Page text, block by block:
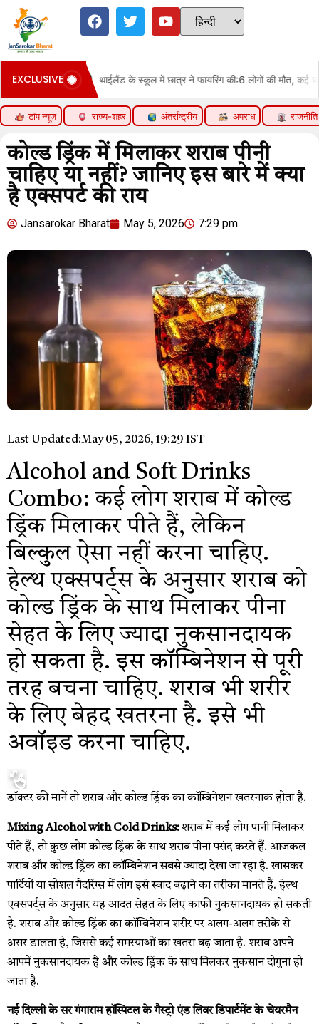
EXCLUSIVE
थाईलैंड के स्कूल में छात्र ने फायरिंग की:6 लोगों की मौत, कई घायल; हमलावर
टॉप न्यूज़ राज्य-शहर अंतर्राष्ट्रीय अपराध राजनीति
कोल्ड ड्रिंक में मिलाकर शराब पीनी
चाहिए या नहीं? जानिए इस बारे में क्या
है एक्सपर्ट की राय
Jansarokar Bharat May 5, 2026 7:29 pm
Last Updated:May 05, 2026, 19:29 IST
Alcohol and Soft Drinks
Combo: कई लोग शराब में कोल्ड
ड्रिंक मिलाकर पीते हैं, लेकिन
बिल्कुल ऐसा नहीं करना चाहिए.
हेल्थ एक्सपर्ट्स के अनुसार शराब को
कोल्ड ड्रिंक के साथ मिलाकर पीना
सेहत के लिए ज्यादा नुकसानदायक
हो सकता है. इस कॉम्बिनेशन से पूरी
तरह बचना चाहिए. शराब भी शरीर
के लिए बेहद खतरना है. इसे भी
अवॉइड करना चाहिए.
डॉक्टर की मानें तो शराब और कोल्ड ड्रिंक का कॉम्बिनेशन खतरनाक होता है.
Mixing Alcohol with Cold Drinks:शराब में कई लोग पानी मिलाकर
पीते हैं, तो कुछ लोग कोल्ड ड्रिंक के साथ शराब पीना पसंद करते हैं. आजकल
शराब और कोल्ड ड्रिंक का कॉम्बिनेशन सबसे ज्यादा देखा जा रहा है. खासकर
पार्टियों या सोशल गैदरिंग्स में लोग इसे स्वाद बढ़ाने का तरीका मानते हैं. हेल्थ
एक्सपर्ट्स के अनुसार यह आदत सेहत के लिए काफी नुकसानदायक हो सकती
है. शराब और कोल्ड ड्रिंक का कॉम्बिनेशन शरीर पर अलग-अलग तरीके से
असर डालता है, जिससे कई समस्याओं का खतरा बढ़ जाता है. शराब अपने
आपमें नुकसानदायक है और कोल्ड ड्रिंक के साथ मिलकर नुकसान दोगुना हो
जाता है.
नई दिल्ली के सर गंगाराम हॉस्पिटल के गैस्ट्रो एंड लिवर डिपार्टमेंट के चेयरमैन